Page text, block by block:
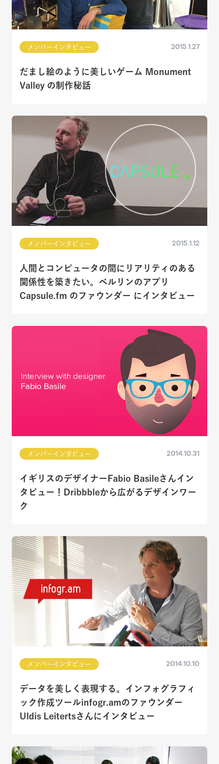
メンバーインタビュー 2015.1.27
だまし絵のように美しいゲーム Monument
Valley の制作秘話
メンバーインタビュー 2015.1.12
人間とコンピュータの間にリアリティのある
関係性を築きたい。ベルリンのアプリ
Capsule.fm のファウンダー にインタビュー
メンバーインタビュー 2014.10.31
イギリスのデザイナーFabio Basileさんイン
タビュー！Dribbbleから広がるデザインワー
ク
メンバーインタビュー 2014.10.10
データを美しく表現する。インフォグラフィ
ック作成ツールinfogr.amのファウンダー
Uldis Leitertsさんにインタビュー